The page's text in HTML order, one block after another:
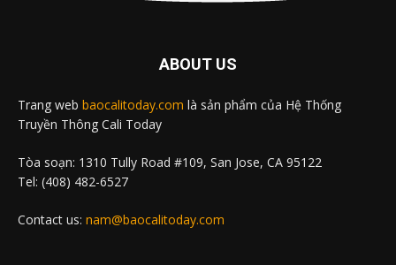
ABOUT US
Trang web baocalitoday.com là sản phẩm của Hệ Thống
Truyền Thông Cali Today
Tòa soạn: 1310 Tully Road #109, San Jose, CA 95122
Tel: (408) 482-6527
Contact us: nam@baocalitoday.com